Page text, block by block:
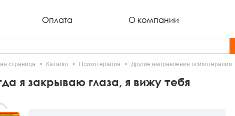
Оплата О компании
страница Каталог Психотерапия Другие направления психотерапии
я закрываю глаза, я вижу тебя